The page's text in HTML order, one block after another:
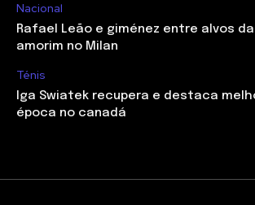
Nacional
Rafael Leão e giménez entre alvos
amorim no Milan
Ténis
Iga Swiatek recupera e destaca
época no canadá